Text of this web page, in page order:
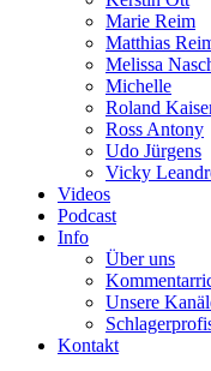
Marie Reim
Matthias
Melissa
Michelle
Roland
Ross Antony
Udo Jürgens
Vicky
Videos
Podcast
Info
Über uns
Unsere
Kontakt